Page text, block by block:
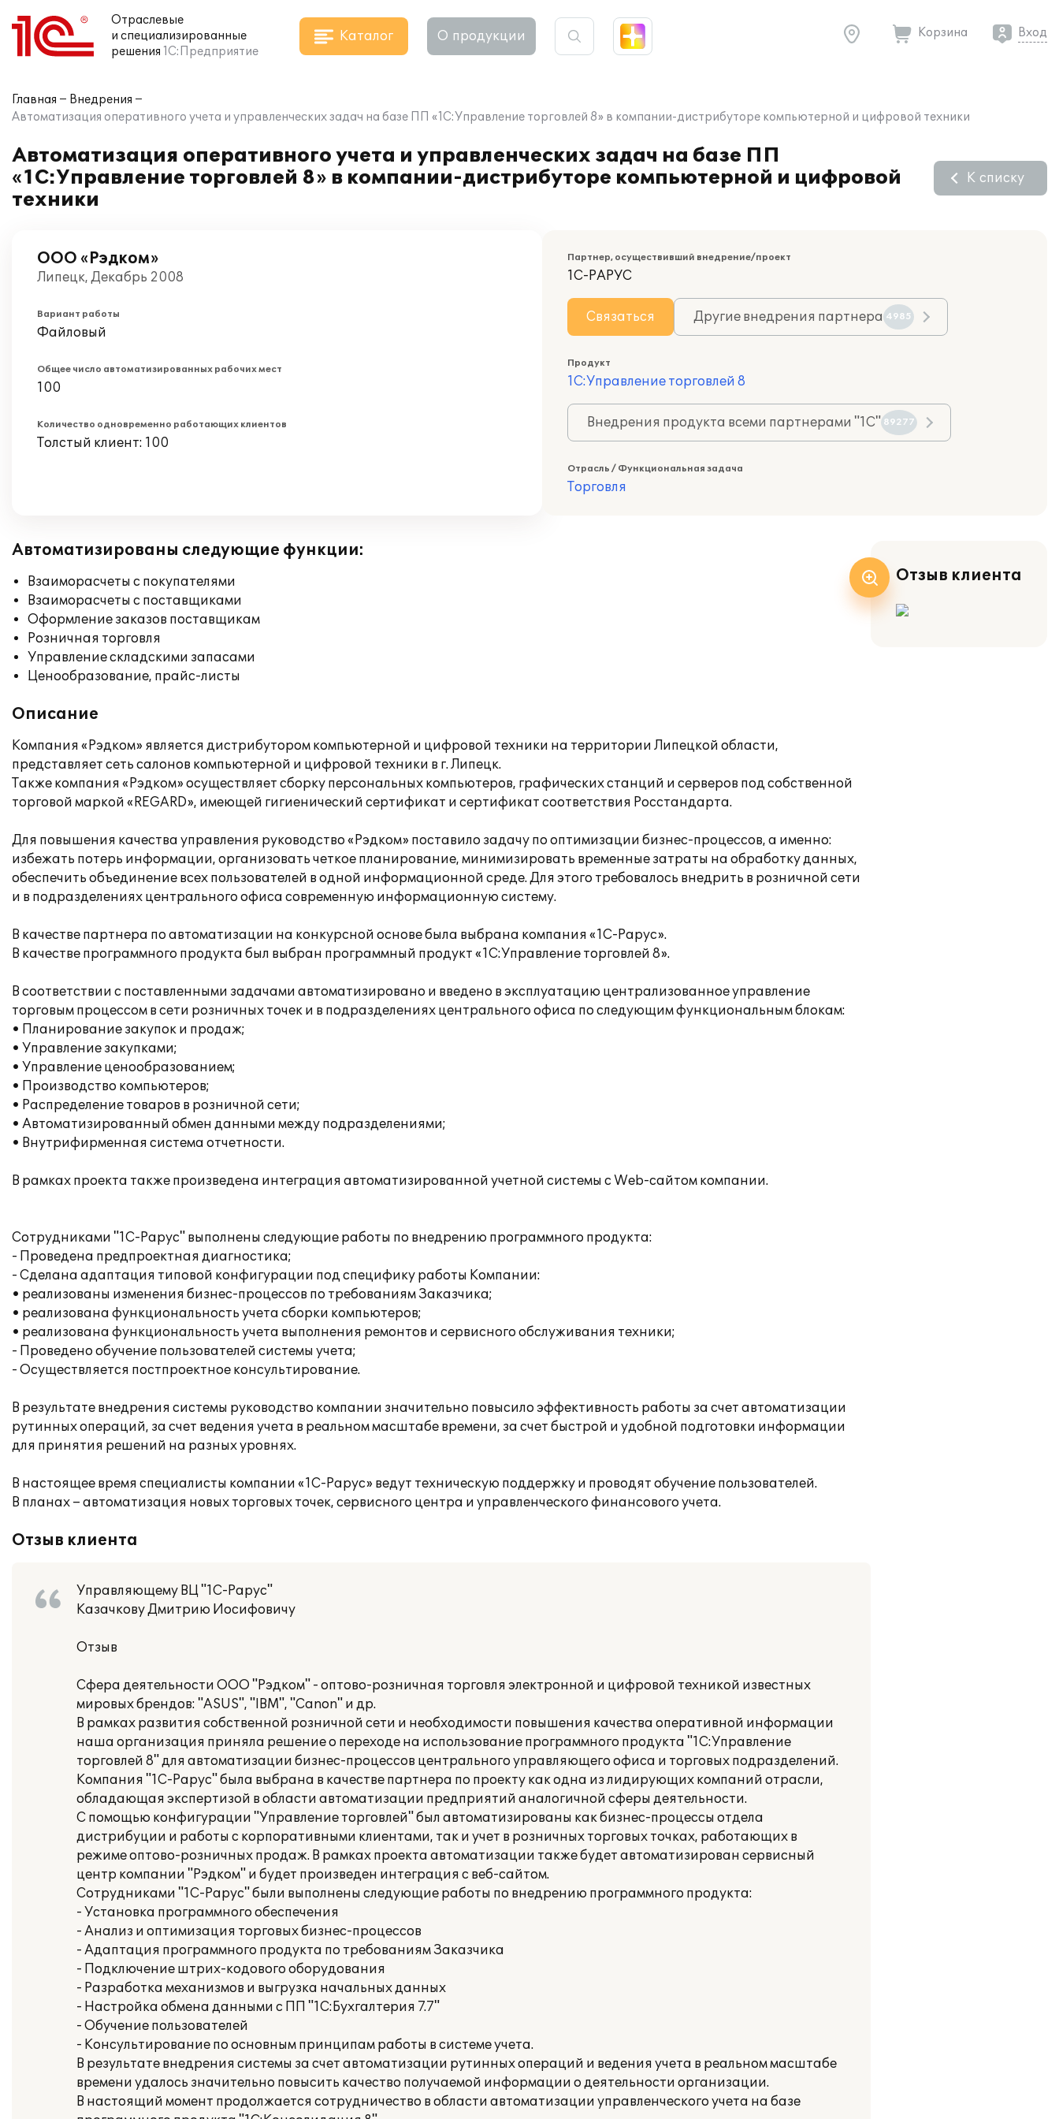
Отраслевые
и специализированные
решения 1С:Предприятие
Каталог О продукции Корзина Вход
Главная
Внедрения
Автоматизация оперативного учета и управленческих задач на базе ПП «1С:Управление торговлей 8» в компании-дистрибуторе компьютерной и цифровой техники
Автоматизация оперативного учета и управленческих задач на базе ПП
«1С:Управление торговлей 8» в компании-дистрибуторе компьютерной и цифровой
техники
К списку
ООО «Рэдком»
Липецк, Декабрь 2008
Вариант работы
Файловый
Общее число автоматизированных рабочих мест
100
Количество одновременно работающих клиентов
Толстый клиент: 100
Партнер, осуществивший внедрение/проект
1С-РАРУС
Связаться Другие внедрения партнера 4985
Продукт
1С:Управление торговлей 8
Внедрения продукта всеми партнерами "1С" 89277
Отрасль / Функциональная задача
Торговля
Автоматизированы следующие функции:
Взаиморасчеты с покупателями
Взаиморасчеты с поставщиками
Оформление заказов поставщикам
Розничная торговля
Управление складскими запасами
Ценообразование, прайс-листы
Описание
Компания «Рэдком» является дистрибутором компьютерной и цифровой техники на территории Липецкой области,
представляет сеть салонов компьютерной и цифровой техники в г. Липецк.
Также компания «Рэдком» осуществляет сборку персональных компьютеров, графических станций и серверов под собственной
торговой маркой «REGARD», имеющей гигиенический сертификат и сертификат соответствия Росстандарта.
Для повышения качества управления руководство «Рэдком» поставило задачу по оптимизации бизнес-процессов, а именно:
избежать потерь информации, организовать четкое планирование, минимизировать временные затраты на обработку данных,
обеспечить объединение всех пользователей в одной информационной среде. Для этого требовалось внедрить в розничной сети
и в подразделениях центрального офиса современную информационную систему.
В качестве партнера по автоматизации на конкурсной основе была выбрана компания «1С-Рарус».
В качестве программного продукта был выбран программный продукт «1С:Управление торговлей 8».
В соответствии с поставленными задачами автоматизировано и введено в эксплуатацию централизованное управление
торговым процессом в сети розничных точек и в подразделениях центрального офиса по следующим функциональным блокам:
• Планирование закупок и продаж;
• Управление закупками;
• Управление ценообразованием;
• Производство компьютеров;
• Распределение товаров в розничной сети;
• Автоматизированный обмен данными между подразделениями;
• Внутрифирменная система отчетности.
В рамках проекта также произведена интеграция автоматизированной учетной системы с Web-сайтом компании.
Сотрудниками "1С-Рарус" выполнены следующие работы по внедрению программного продукта:
- Проведена предпроектная диагностика;
- Сделана адаптация типовой конфигурации под специфику работы Компании:
• реализованы изменения бизнес-процессов по требованиям Заказчика;
• реализована функциональность учета сборки компьютеров;
• реализована функциональность учета выполнения ремонтов и сервисного обслуживания техники;
- Проведено обучение пользователей системы учета;
- Осуществляется постпроектное консультирование.
В результате внедрения системы руководство компании значительно повысило эффективность работы за счет автоматизации
рутинных операций, за счет ведения учета в реальном масштабе времени, за счет быстрой и удобной подготовки информации
для принятия решений на разных уровнях.
В настоящее время специалисты компании «1С-Рарус» ведут техническую поддержку и проводят обучение пользователей.
В планах – автоматизация новых торговых точек, сервисного центра и управленческого финансового учета.
Отзыв клиента
Управляющему ВЦ "1С-Рарус"
Казачкову Дмитрию Иосифовичу
Отзыв
Сфера деятельности ООО "Рэдком" - оптово-розничная торговля электронной и цифровой техникой известных
мировых брендов: "ASUS", "IBM", "Canon" и др.
В рамках развития собственной розничной сети и необходимости повышения качества оперативной информации
наша организация приняла решение о переходе на использование программного продукта "1С:Управление
торговлей 8" для автоматизации бизнес-процессов центрального управляющего офиса и торговых подразделений.
Компания "1С-Рарус" была выбрана в качестве партнера по проекту как одна из лидирующих компаний отрасли,
обладающая экспертизой в области автоматизации предприятий аналогичной сферы деятельности.
С помощью конфигурации "Управление торговлей" был автоматизированы как бизнес-процессы отдела
дистрибуции и работы с корпоративными клиентами, так и учет в розничных торговых точках, работающих в
режиме оптово-розничных продаж. В рамках проекта автоматизации также будет автоматизирован сервисный
центр компании "Рэдком" и будет произведен интеграция с веб-сайтом.
Сотрудниками "1С-Рарус" были выполнены следующие работы по внедрению программного продукта:
- Установка программного обеспечения
- Анализ и оптимизация торговых бизнес-процессов
- Адаптация программного продукта по требованиям Заказчика
- Подключение штрих-кодового оборудования
- Разработка механизмов и выгрузка начальных данных
- Настройка обмена данными с ПП "1С:Бухгалтерия 7.7"
- Обучение пользователей
- Консультирование по основным принципам работы в системе учета.
В результате внедрения системы за счет автоматизации рутинных операций и ведения учета в реальном масштабе
времени удалось значительно повысить качество получаемой информации о деятельности организации.
В настоящий момент продолжается сотрудничество в области автоматизации управленческого учета на базе
Отзыв клиента